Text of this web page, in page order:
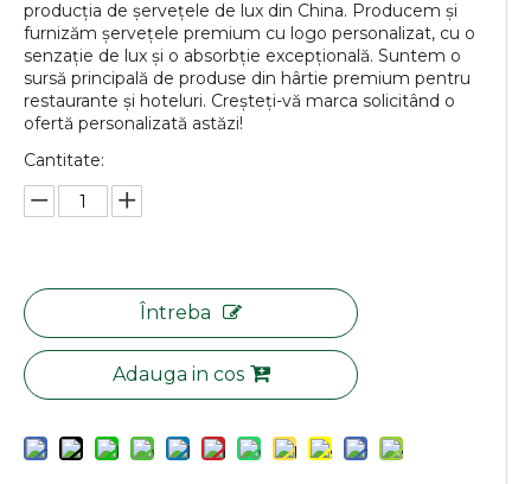
producția de șervețele de lux din China. Producem și
furnizăm șervețele premium cu logo personalizat, cu o
senzație de lux și o absorbție excepțională. Suntem o
sursă principală de produse din hârtie premium pentru
restaurante și hoteluri. Creșteți-vă marca solicitând o
ofertă personalizată astăzi!
Cantitate:
Întreba
Adauga in cos